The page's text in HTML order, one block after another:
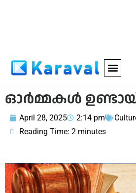
ഓര്‍മ്മകള്‍
April 28, 2025 2:14 pm
Reading Time: 2 minutes